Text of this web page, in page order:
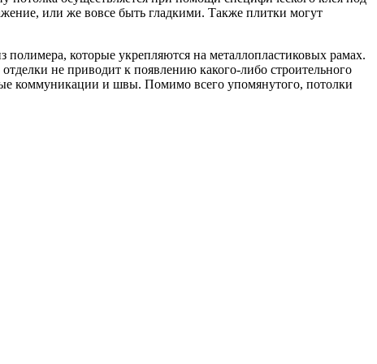
или же вовсе быть гладкими. Также плитки могут
которые укрепляются на металлопластиковых рамах.
не приводит к появлению какого-либо строительного
коммуникации и швы. Помимо всего упомянутого, потолки